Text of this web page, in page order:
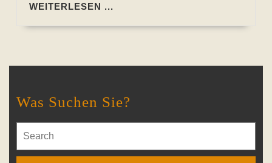
WEITERLESEN ...
Was Suchen Sie?
for: